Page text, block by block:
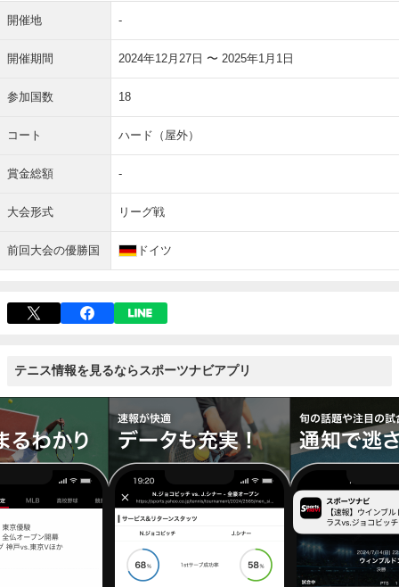
開催地 -
開催期間 2024年12月27日 〜 2025年1月1日
参加国数 18
コート ハード（屋外）
賞金総額 -
大会形式 リーグ戦
前回大会の優勝国 ドイツ
テニス情報を見るならスポーツナビアプリ